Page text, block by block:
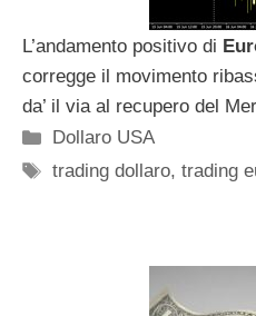
L’andamento positivo di
corregge il movimento
da’ il via al recupero del
Categorie
Dollaro USA
Tag
trading dollaro,trading